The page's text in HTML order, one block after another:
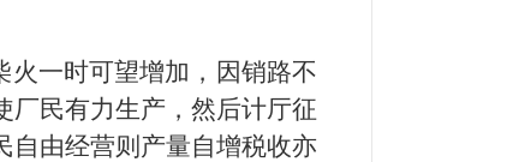
一时可望增加，因销路不
厂民有力生产，然后计厅征
自由经营则产量自增税收亦